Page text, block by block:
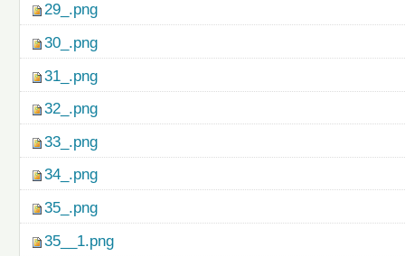
29_.png
30_.png
31_.png
32_.png
33_.png
34_.png
35_.png
35__1.png